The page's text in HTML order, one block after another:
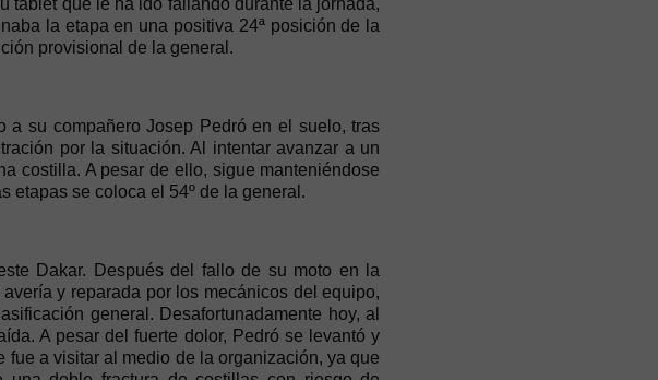
tablet que le ha ido fallando durante la jornada,
la etapa en una positiva 24ª posición de la
provisional de la general.
a su compañero Josep Pedró en el suelo, tras
por la situación. Al intentar avanzar a un
costilla. A pesar de ello, sigue manteniéndose
etapas se coloca el 54º de la general.
Dakar. Después del fallo de su moto en la
y reparada por los mecánicos del equipo,
general. Desafortunadamente hoy, al
A pesar del fuerte dolor, Pedró se levantó y
a visitar al medio de la organización, ya que